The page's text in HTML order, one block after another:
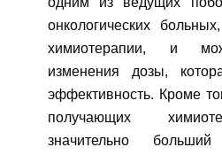
онкологических
химиотерапии, и
изменения дозы,
эффективность. Кроме
получающих
значительно